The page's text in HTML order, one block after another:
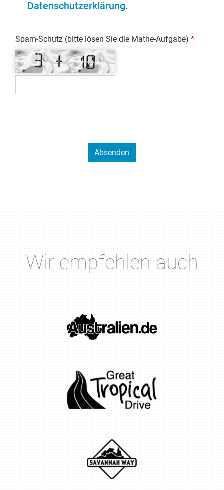
Datenschutzerklärung.
Spam-Schutz (bitte lösen Sie die Mathe-Aufgabe)
Wir empfehlen auch